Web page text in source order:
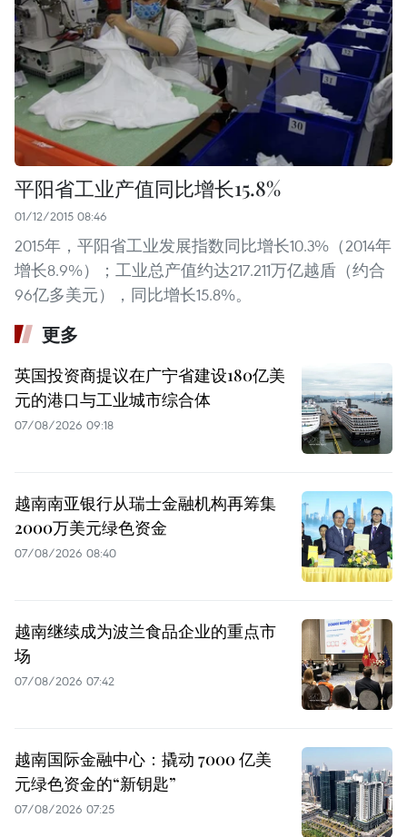
平阳省工业产值同比增长15.8%
01/12/2015 08:46
2015年，平阳省工业发展指数同比增长10.3%（2014年
增长8.9%）；工业总产值约达217.211万亿越盾（约合
96亿多美元），同比增长15.8%。
更多
英国投资商提议在广宁省建设180亿美
元的港口与工业城市综合体
07/08/2026 09:18
越南南亚银行从瑞士金融机构再筹集
2000万美元绿色资金
07/08/2026 08:40
越南继续成为波兰食品企业的重点市
场
07/08/2026 07:42
越南国际金融中心：撬动 7000 亿美
元绿色资金的“新钥匙”
07/08/2026 07:25